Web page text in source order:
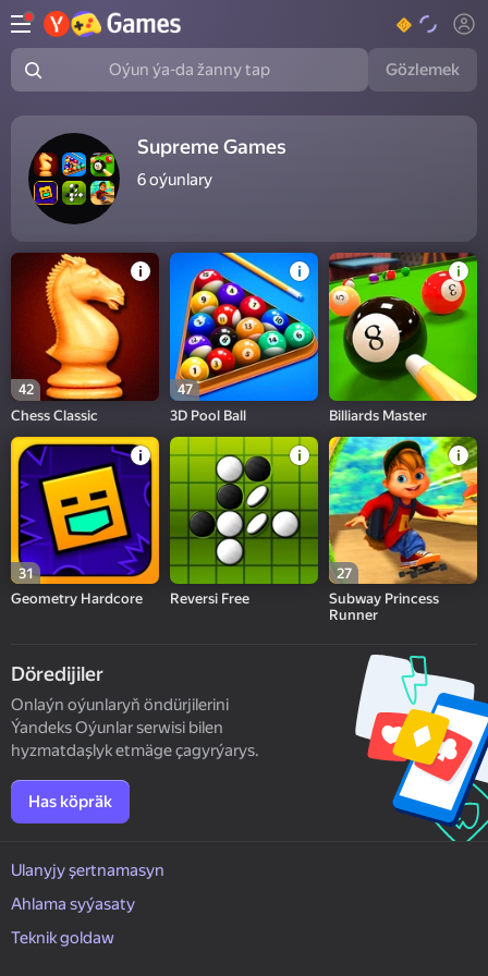
Oýun ýa-da žanny tap Gözlemek
Supreme Games
6oýunlary
42
Chess Classic
47
3D Pool Ball
Billiards Master
31
Geometry Hardcore
Reversi Free
27
Subway Princess
Runner
Döredijiler
Onlaýn oýunlaryň öndürjilerini
Ýandeks Oýunlar serwisi bilen
hyzmatdaşlyk etmäge çagyrýarys.
Has köpräk
Ulanyjy şertnamasyn
Ahlama syýasaty
Teknik goldaw